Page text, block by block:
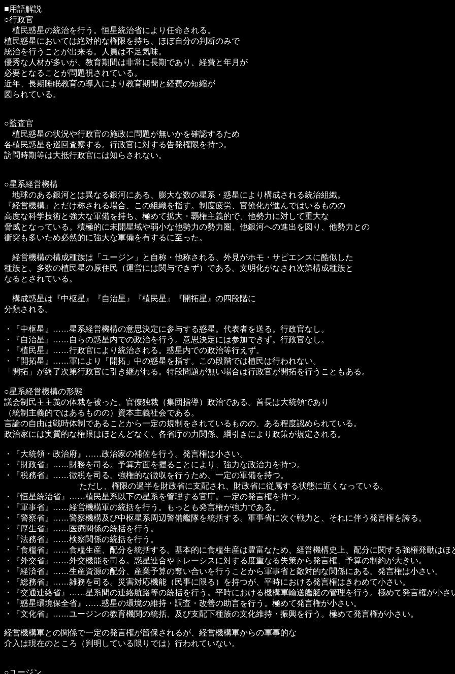
■用語解説
○行政官
植民惑星の統治を行う。恒星統治省により任命される。
植民惑星においては絶対的な権限を持ち、ほぼ自分の判断のみで
統治を行うことが出来る。人員は不足気味。
優秀な人材が多いが、教育期間は非常に長期であり、経費と年月が
必要となることが問題視されている。
近年、長期睡眠教育の導入により教育期間と経費の短縮が
図られている。
○監査官
植民惑星の状況や行政官の施政に問題が無いかを確認するため
各植民惑星を巡回査察する。行政官に対する告発権限を持つ。
訪問時期等は大抵行政官には知らされない。
○星系経営機構
地球のある銀河とは異なる銀河にある、膨大な数の星系・惑星により構成される統治組織。
『経営機構』とだけ称される場合、この組織を指す。制度疲労、官僚化が進んではいるものの
高度な科学技術と強大な軍備を持ち、極めて拡大・覇権主義的で、他勢力に対して重大な
脅威となっている。積極的に未開星域や弱小な他勢力の勢力圏、他銀河への進出を図り、他勢力との
衝突も多いため必然的に強大な軍備を有するに至った。
経営機構の構成種族は「ユージン」と自称・他称される、外見がホモ・サピエンスに酷似した
種族と、多数の植民星の原住民（運営には関与できず）である。文明化がなされ次第構成種族と
なるとされている。
構成惑星は『中枢星』『自治星』『植民星』『開拓星』の四段階に
分類される。
・『中枢星』……星系経営機構の意思決定に参与する惑星。代表者を送る。行政官なし。
・『自治星』……自らの惑星内での政治を行う。意思決定には参加できず。行政官なし。
・『植民星』……行政官により統治される。惑星内での政治等行えず。
・『開拓星』……軍により「開拓」中の惑星を指す。この段階では植民は行われない。
「開拓」が終了次第行政官に引き継がれる。特段問題が無い場合は行政官が開拓を行うこともある。
○星系経営機構の形態
議会制民主主義の体裁を被った、官僚独裁（集団指導）政治である。首長は大統領であり
（統制主義的ではあるものの）資本主義社会である。
言論の自由は戦時体制であることから一定の規制をされているものの、ある程度認められている。
政治家には実質的な権限はほとんどなく、各省庁の力関係、綱引きにより政策が規定される。
・『大統領・政治府』……政治家の補佐を行う。発言権は小さい。
・『財政省』……財務を司る。予算方面を握ることにより、強力な政治力を持つ。
・『税務省』……徴税を司る。強権的な徴収を行うため、一定の軍備を持つ。
ただし、権限の過半を財政省に支配され、財政省に従属する状態に近くなっている。
・『恒星統治省』……植民星系以下の星系を管理する官庁。一定の発言権を持つ。
・『軍事省』……経営機構軍の統括を行う。もっとも発言権が強力である。
・『警察省』……警察機構及び中枢星系周辺警備艦隊を統括する。軍事省に次ぐ戦力と、それに伴う発言権を誇る。
・『厚生省』……医療関係の統括を行う。
・『法務省』……検察関係の統括を行う。
・『食糧省』……食糧生産、配分を統括する。基本的に食糧生産は豊富なため、経営機構史上、配分に関する強権発動はほ
・『外交省』……外交機能を司る。惑星連合やトレーシスに対する度重なる失策から発言権、予算の制約が大きい。
・『経済省』……生産資源の配分、産業予算の奪い合いを行うことから軍事省と敵対的な関係にある。発言権は小さい。
・『総務省』……雑務を司る。災害対応機能（民事に限る）を持つが、平時における発言権はきわめて小さい。
・『交通連絡省』……星系間の連絡航路等の統括を行う。平時における機構軍輸送艦艇の管理を行う。極めて発言権が小さ
・『惑星環境保全省』……惑星の環境の維持・調査・改善の助言を行う。極めて発言権が小さい。
・『文化省』……ユージンの教育機関の統括、及び支配下種族の文化維持・振興を行う。極めて発言権が小さい。
経営機構軍との関係で一定の発言権が留保されるが、経営機構軍からの軍事的な
介入は現在のところ（判明している限りでは）行われていない。
○ユージン